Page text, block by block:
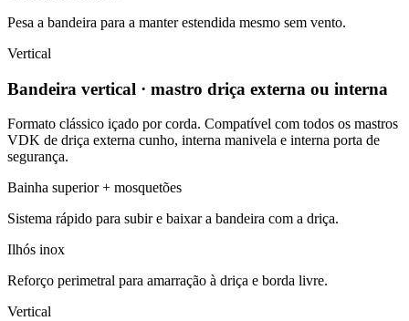
Pesa a bandeira para a manter estendida mesmo sem vento.
Vertical
Bandeira vertical · mastro driça externa ou interna
Formato clássico içado por corda. Compatível com todos os mastros
VDK de driça externa cunho, interna manivela e interna porta de
segurança.
Bainha superior + mosquetões
Sistema rápido para subir e baixar a bandeira com a driça.
Ilhós inox
Reforço perimetral para amarração à driça e borda livre.
Vertical